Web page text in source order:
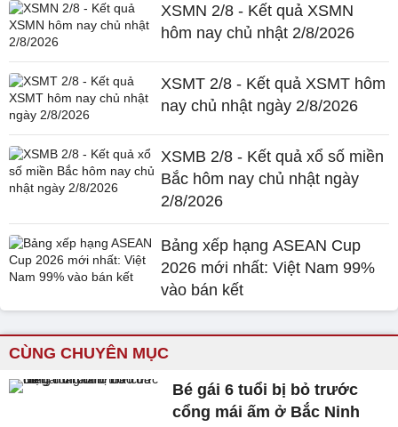
XSMN 2/8 - Kết quả XSMN
hôm nay chủ nhật 2/8/2026
XSMT 2/8 - Kết quả XSMT hôm
nay chủ nhật ngày 2/8/2026
XSMB 2/8 - Kết quả xổ số miền
Bắc hôm nay chủ nhật ngày
2/8/2026
Bảng xếp hạng ASEAN Cup
2026 mới nhất: Việt Nam 99%
vào bán kết
CÙNG CHUYÊN MỤC
Bé gái 6 tuổi bị bỏ trước
cổng mái ấm ở Bắc Ninh